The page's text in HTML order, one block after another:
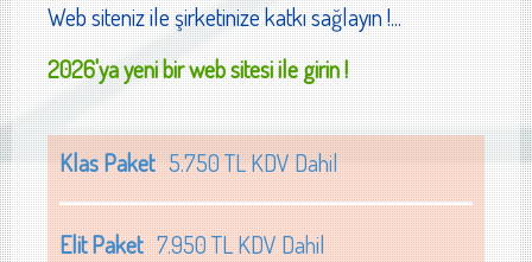
Web siteniz ile şirketinize katkı sağlayın !...
2026'ya yeni bir web sitesi ile girin !
Klas Paket5.750 TL KDV Dahil
Elit Paket7.950 TL KDV Dahil